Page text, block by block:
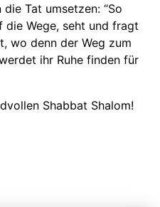
Tat umsetzen: “So
die Wege, seht und fragt
wo denn der Weg zum
ihr Ruhe finden für
Shabbat Shalom!